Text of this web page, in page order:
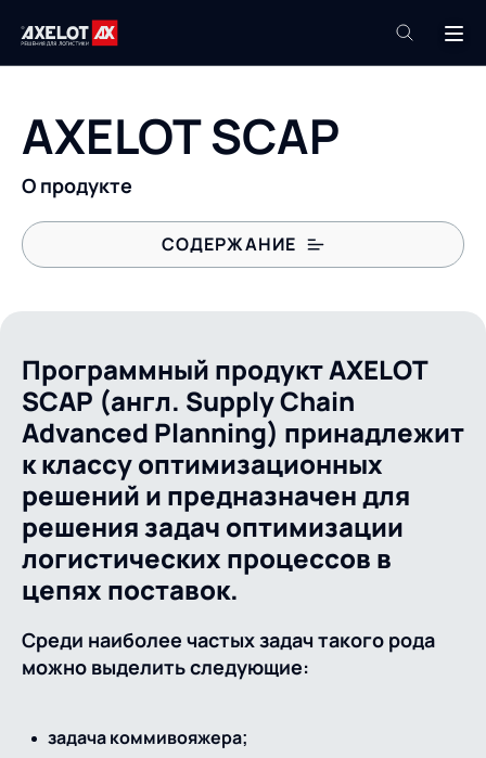
Техподдержка
+7 (800) 600-68-34
Компания
Академия
База знаний
Услуги
Контакты
О компании
О компании
ИТ-аккредитация
Карьера
Партнеры
Импортозамещение
Продукты
Управление цепями
Управление складами
и транспортным парком
Управление двором
Услуги
Логистический
Автоматизация
Нетворкинг и обмен
Пресс-центр
AXELOT SCAP
О продукте
СОДЕРЖАНИЕ
Программный продукт AXELOT
SCAP (англ. Supply Chain
Advanced Planning) принадлежит
к классу оптимизационных
решений и предназначен для
решения задач оптимизации
логистических процессов в
цепях поставок.
Среди наиболее частых задач такого рода
можно выделить следующие:
задача коммивояжера;